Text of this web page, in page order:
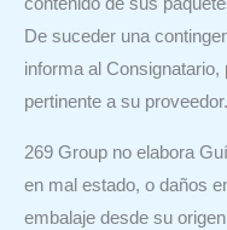
contenido de sus
De suceder una
informa al
pertinente a su proveedor.
269 Group no elabora
en mal estado, o daños
embalaje desde su